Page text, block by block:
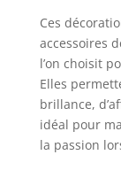
Ces
accessoires
l’on choisit
Elles
brillance,
idéal pour
la passion